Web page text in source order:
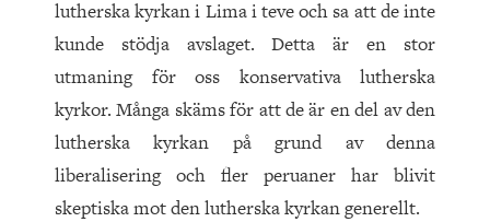
lutherska kyrkan i Lima i teve och sa att de inte
kunde stödja avslaget. Detta är en stor
utmaning för oss konservativa lutherska
kyrkor. Många skäms för att de är en del av den
lutherska kyrkan på grund av denna
liberalisering och fler peruaner har blivit
skeptiska mot den lutherska kyrkan generellt.